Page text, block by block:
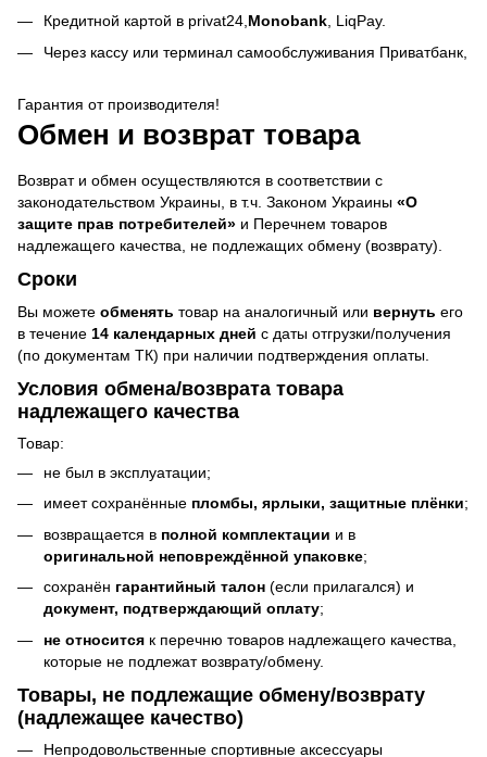
Кредитной картой в privat24, Monobank LiqPay.
Через кассу или терминал самообслуживания Приватбанк,
Гарантия от производителя!
Обмен и возврат товара
Возврат и обмен осуществляются в соответствии с
законодательством Украины, в т.ч. Законом Украины «О
защите прав потребителей» и Перечнем товаров
надлежащего качества, не подлежащих обмену (возврату).
Сроки
Вы можете обменять товар на аналогичный или вернуть его
в течение 14 календарных дней с даты отгрузки/получения
(по документам ТК) при наличии подтверждения оплаты.
Условия обмена/возврата товара
надлежащего качества
Товар:
не был в эксплуатации;
имеет сохранённые пломбы, ярлыки, защитные плёнки;
возвращается в полной комплектации и в
оригинальной неповреждённой упаковке;
сохранён гарантийный талон (если прилагался) и
документ, подтверждающий оплату;
не относится к перечню товаров надлежащего качества,
которые не подлежат возврату/обмену.
Товары, не подлежащие обмену/возврату
(надлежащее качество)
Непродовольственные спортивные аксессуары